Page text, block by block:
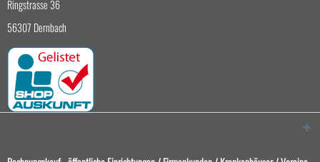
Ringstrasse 36
56307 Dernbach